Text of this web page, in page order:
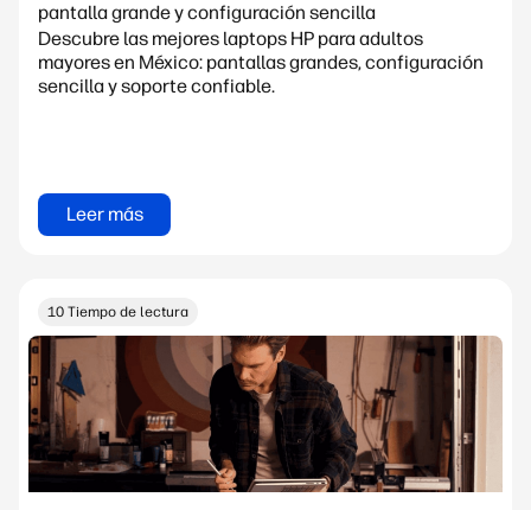
pantalla grande y configuración sencilla
Descubre las mejores laptops HP para adultos
mayores en México: pantallas grandes, configuración
sencilla y soporte confiable.
Leer más
10 Tiempo de lectura